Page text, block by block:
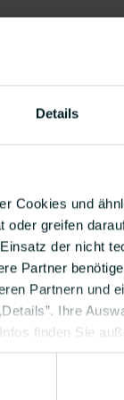
Details
Cookies und
greifen
der nicht
Partner
Partnern und
Ihre
finden Sie
müsst
aus